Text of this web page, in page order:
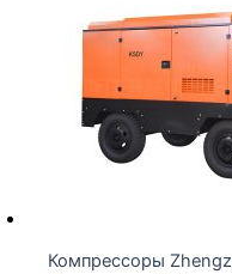
Компрессоры